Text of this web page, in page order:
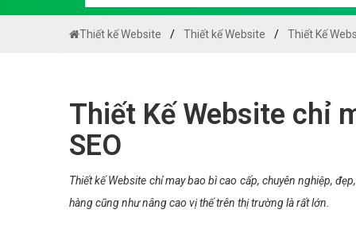
Hướng
Chính
Chính
Thiết kế Website Thiết kế Website Thiết Kế
Thiết Kế Website chỉ
SEO
Thiết kế Website chỉ may bao bì cao cấp, chuyên nghiệp,
hàng cũng như nâng cao vị thế trên thị trường là rất lớn.